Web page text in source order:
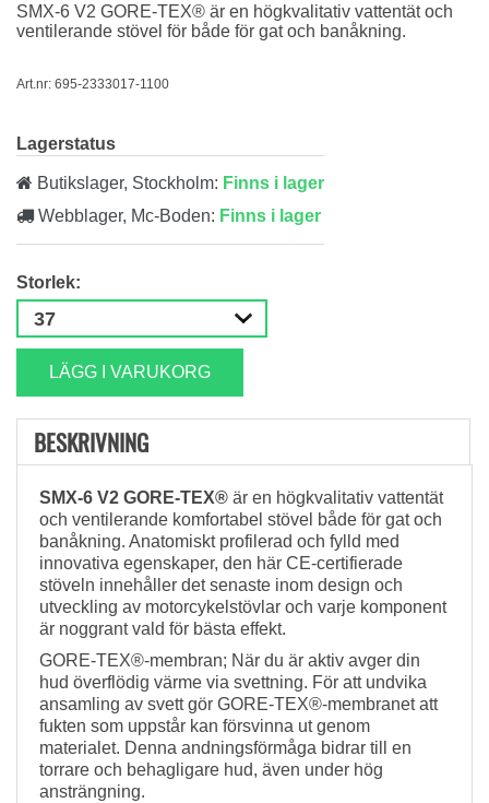
SMX-6 V2 GORE-TEX® är en högkvalitativ vattentät och
ventilerande stövel för både för gat och banåkning.
Art.nr: 695-2333017-1100
Lagerstatus
Butikslager, Stockholm: Finns i lager
Webblager, Mc-Boden: Finns i lager
Storlek:
LÄGG I VARUKORG
BESKRIVNING
SMX-6 V2 GORE-TEX® är en högkvalitativ vattentät
och ventilerande komfortabel stövel både för gat och
banåkning. Anatomiskt profilerad och fylld med
innovativa egenskaper, den här CE-certifierade
stöveln innehåller det senaste inom design och
utveckling av motorcykelstövlar och varje komponent
är noggrant vald för bästa effekt.
GORE-TEX®-membran; När du är aktiv avger din
hud överflödig värme via svettning. För att undvika
ansamling av svett gör GORE-TEX®-membranet att
fukten som uppstår kan försvinna ut genom
materialet. Denna andningsförmåga bidrar till en
torrare och behagligare hud, även under hög
ansträngning.